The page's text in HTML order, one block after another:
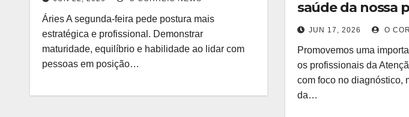
Áries A segunda-feira pede postura mais
estratégica e profissional. Demonstrar
maturidade, equilíbrio e habilidade ao lidar com
pessoas em posição…
saúde da nossa
JUN 17, 2026 O
Promovemos uma
os profissionais da
com foco no diagnóstico,
da…